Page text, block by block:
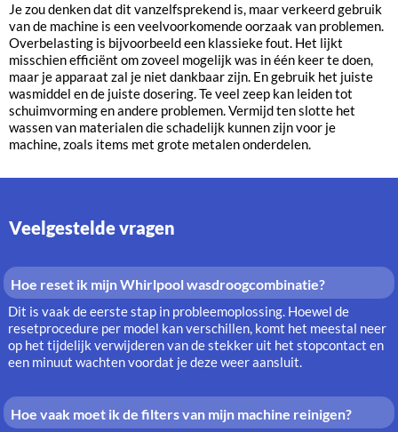
Je zou denken dat dit vanzelfsprekend is, maar verkeerd gebruik
van de machine is een veelvoorkomende oorzaak van problemen.
Overbelasting is bijvoorbeeld een klassieke fout. Het lijkt
misschien efficiënt om zoveel mogelijk was in één keer te doen,
maar je apparaat zal je niet dankbaar zijn. En gebruik het juiste
wasmiddel en de juiste dosering. Te veel zeep kan leiden tot
schuimvorming en andere problemen. Vermijd ten slotte het
wassen van materialen die schadelijk kunnen zijn voor je
machine, zoals items met grote metalen onderdelen.
Veelgestelde vragen
Hoe reset ik mijn Whirlpool wasdroogcombinatie?
Dit is vaak de eerste stap in probleemoplossing. Hoewel de
resetprocedure per model kan verschillen, komt het meestal neer
op het tijdelijk verwijderen van de stekker uit het stopcontact en
een minuut wachten voordat je deze weer aansluit.
Hoe vaak moet ik de filters van mijn machine reinigen?